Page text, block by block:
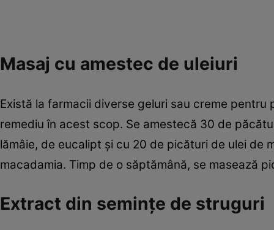
Masaj cu amestec de uleiuri
Există la farmacii diverse geluri sau creme
remediu în acest scop. Se amestecă 30 de
lămâie, de eucalipt şi cu 20 de picături de ulei de
macadamia. Timp de o săptămână, se masează
Extract din seminţe de struguri